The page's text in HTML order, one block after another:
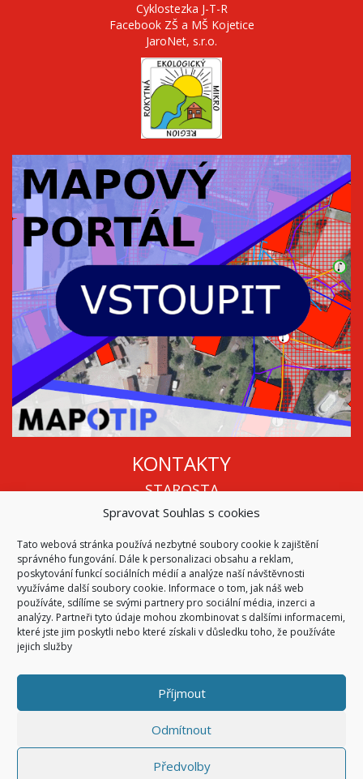
Spravovat Souhlas s cookies
Tato webová stránka používá nezbytné soubory cookie k zajištění
správného fungování. Dále k personalizaci obsahu a reklam,
poskytování funkcí sociálních médií a analýze naší návštěvnosti
využíváme další soubory cookie. Informace o tom, jak náš web
používáte, sdílíme se svými partnery pro sociální média, inzerci a
analýzy. Partneři tyto údaje mohou zkombinovat s dalšími informacemi,
které jste jim poskytli nebo které získali v důsledku toho, že používáte
jejich služby
Příjmout
Odmítnout
Předvolby
Cyklostezka J-T-R
Facebook ZŠ a MŠ Kojetice
JaroNet, s.r.o.
KONTAKTY
STAROSTA
Mgr. Roman Vala
info@oukojetice.cz
ÚŘEDNÍ HODINY
Po, St: 15:30 - 16:30
Všechny kontakty | Kde nás najdete
© 2026Obec Kojetice na Moravě
Všechna práva vyhrazena
Code & Design bySymphony Digital